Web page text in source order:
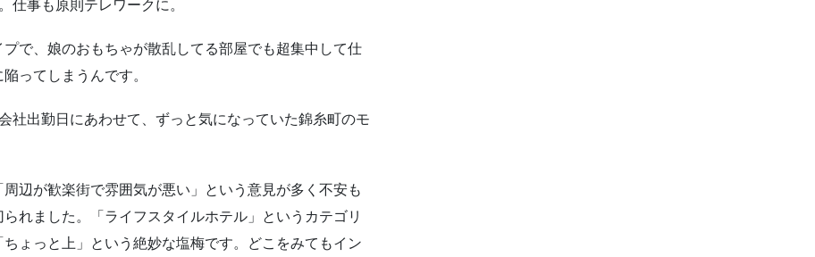
仕事も原則テレワークに。
で、娘のおもちゃが散乱してる部屋でも超集中して仕
ってしまうんです。
社出勤日にあわせて、ずっと気になっていた錦糸町のモ
辺が歓楽街で雰囲気が悪い」という意見が多く不安も
れました。「ライフスタイルホテル」というカテゴリ
ょっと上」という絶妙な塩梅です。どこをみてもイン